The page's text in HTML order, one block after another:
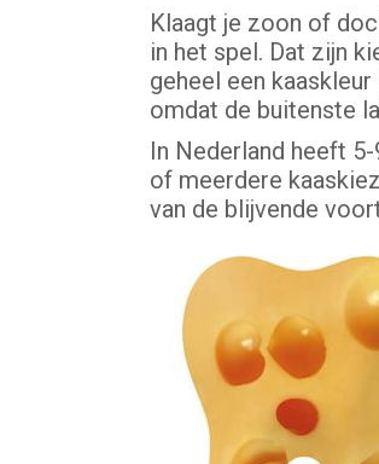
Klaagt je zoon of
in het spel. Dat zijn
geheel een
omdat de buitenste
In Nederland heeft
of meerdere
van de blijvende